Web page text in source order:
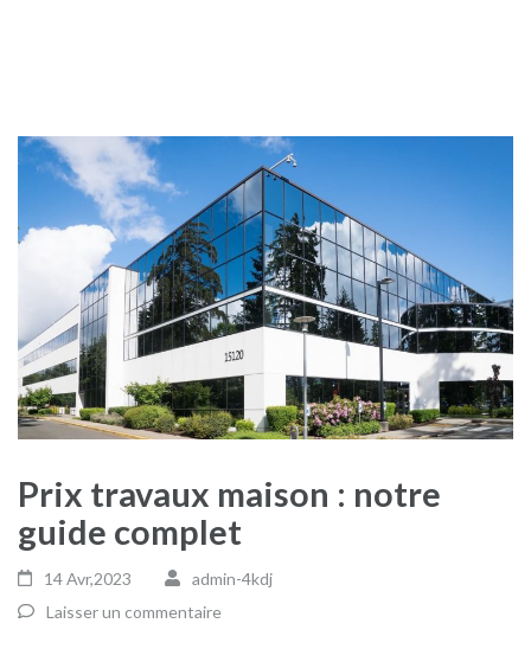
Prix travaux maison : notre
guide complet
14 Avr,2023
admin-4kdj
Laisser un commentaire